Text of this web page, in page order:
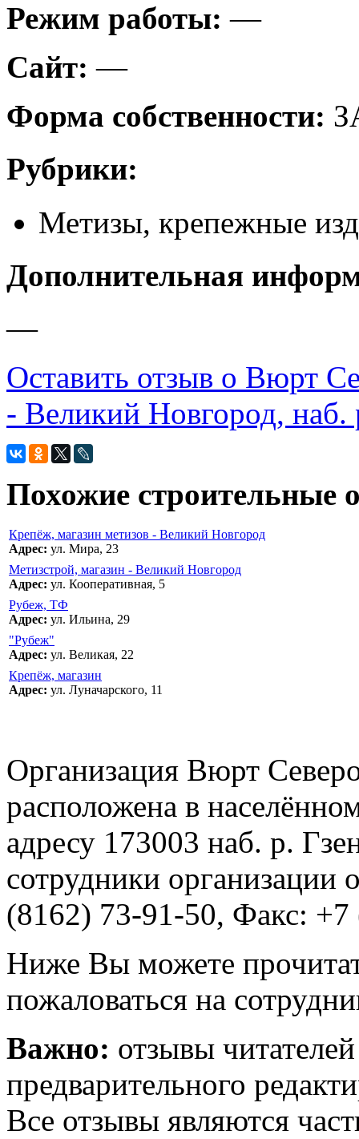
Режим работы:—
Сайт:—
Форма собственности:
Рубрики:
Метизы, крепежные
Дополнительная
—
Оставить отзыв о Вюрт
- Великий Новгород, наб.
Похожие строительные
Крепёж, магазин метизов - Великий Новгород
Адрес: ул. Мира, 23
Метизстрой, магазин - Великий Новгород
Адрес: ул. Кооперативная, 5
Рубеж, ТФ
Адрес: ул. Ильина, 29
"Рубеж"
Адрес: ул. Великая, 22
Крепёж, магазин
Адрес: ул. Луначарского, 11
Организация Вюрт
расположена в
адресу 173003 наб. р.
сотрудники организации
(8162) 73-91-50, Факс:
Ниже Вы можете
пожаловаться на
Важно: отзывы
предварительного
Все отзывы являются